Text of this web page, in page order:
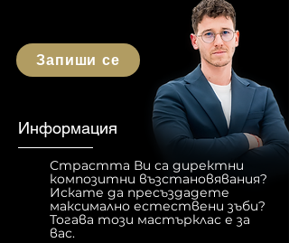
Информация
Страстта Ви са директни
композитни възстановявания?
Искате да пресъздадете
максимално естествени зъби?
Тогава този мастърклас е за
вас.
Запиши се